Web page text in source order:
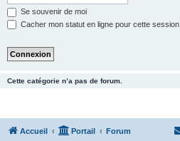
Se souvenir de moi
Cacher mon statut en ligne pour cette session
Cette catégorie n’a pas de forum.
Accueil Portail Forum